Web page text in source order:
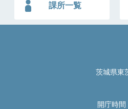
課所一覧
茨城県東
開庁時